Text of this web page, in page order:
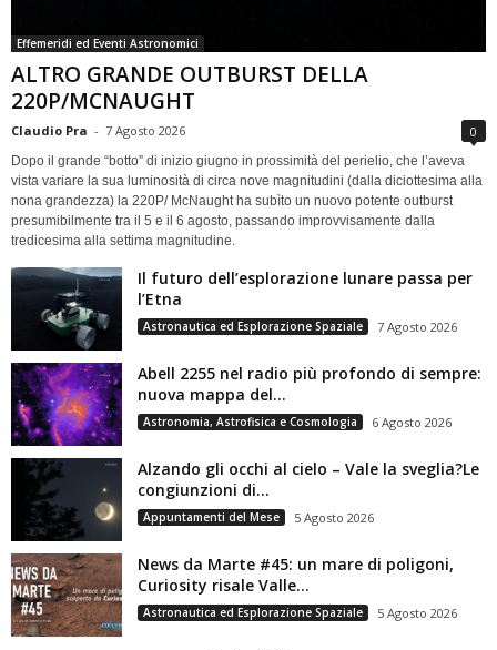
Effemeridi ed Eventi Astronomici
ALTRO GRANDE OUTBURST DELLA
220P/MCNAUGHT
Claudio Pra - 7 Agosto 2026 0
Dopo il grande “botto” di inizio giugno in prossimità del perielio, che l’aveva
vista variare la sua luminosità di circa nove magnitudini (dalla diciottesima alla
nona grandezza) la 220P/ McNaught ha subìto un nuovo potente outburst
presumibilmente tra il 5 e il 6 agosto, passando improvvisamente dalla
tredicesima alla settima magnitudine.
Il futuro dell’esplorazione lunare passa per
l’Etna
Astronautica ed Esplorazione Spaziale 7 Agosto 2026
Abell 2255 nel radio più profondo di sempre:
nuova mappa del...
Astronomia, Astrofisica e Cosmologia 6 Agosto 2026
Alzando gli occhi al cielo – Vale la sveglia?Le
congiunzioni di...
Appuntamenti del Mese 5 Agosto 2026
News da Marte #45: un mare di poligoni,
Curiosity risale Valle...
Astronautica ed Esplorazione Spaziale 5 Agosto 2026